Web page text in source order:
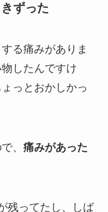
ずった
る痛みがありま
したんですけ
っとおかしかっ
、 痛みがあった
残ってたし、しば